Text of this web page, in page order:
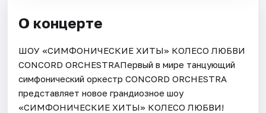
О концерте
ШОУ «СИМФОНИЧЕСКИЕ ХИТЫ» КОЛЕСО ЛЮБВИ
CONCORD ORCHESTRAПервый в мире танцующий
симфонический оркестр CONCORD ORCHESTRA
представляет новое грандиозное шоу
«СИМФОНИЧЕСКИЕ ХИТЫ» КОЛЕСО ЛЮБВИ!